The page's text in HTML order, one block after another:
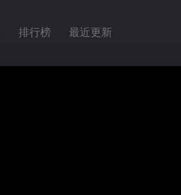
排行榜 最近更新